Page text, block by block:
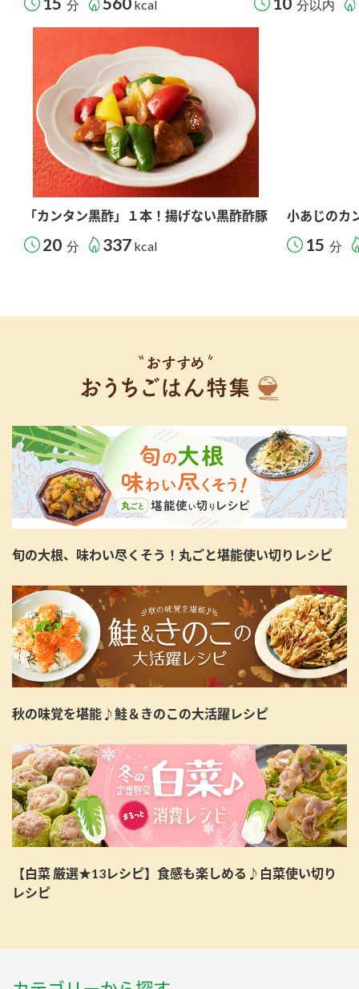
分 kcal 分以内
「カンタン黒酢」１本！揚げない黒酢酢豚
20 分 337 kcal
小あじのカ
15 分
旬の大根、味わい尽くそう！丸ごと堪能使い切りレシピ
秋の味覚を堪能♪鮭＆きのこの大活躍レシピ
【白菜 厳選★13レシピ】食感も楽しめる♪白菜使い切り
レシピ